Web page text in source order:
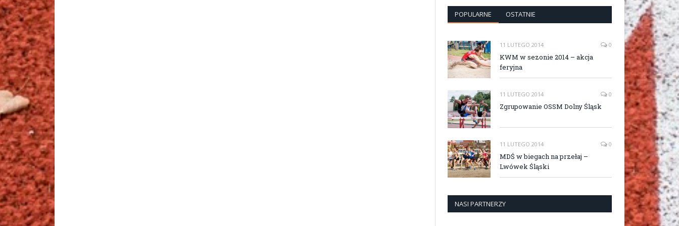
POPULARNE OSTATNIE
11 LUTEGO 2014 0
KWM w sezonie 2014 – akcja
feryjna
11 LUTEGO 2014 0
Zgrupowanie OSSM Dolny Śląsk
11 LUTEGO 2014 0
MDŚ w biegach na przełaj –
Lwówek Śląski
NASI PARTNERZY